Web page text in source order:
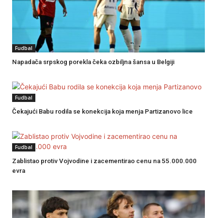
Fudbal
Napadača srpskog porekla čeka ozbiljna šansa u Belgiji
Fudbal
Čekajući Babu rodila se konekcija koja menja Partizanovo lice
Fudbal
Zablistao protiv Vojvodine i zacementirao cenu na 55.000.000
evra